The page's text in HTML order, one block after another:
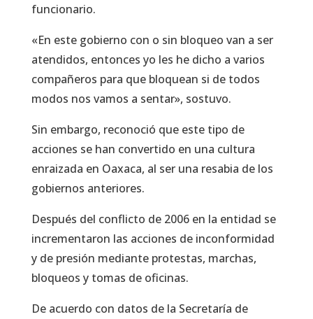
funcionario.
«En este gobierno con o sin bloqueo van a ser
atendidos, entonces yo les he dicho a varios
compañeros para que bloquean si de todos
modos nos vamos a sentar», sostuvo.
Sin embargo, reconoció que este tipo de
acciones se han convertido en una cultura
enraizada en Oaxaca, al ser una resabia de los
gobiernos anteriores.
Después del conflicto de 2006 en la entidad se
incrementaron las acciones de inconformidad
y de presión mediante protestas, marchas,
bloqueos y tomas de oficinas.
De acuerdo con datos de la Secretaría de